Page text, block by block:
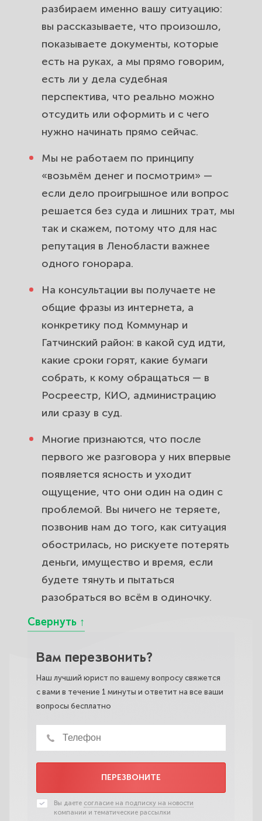
разбираем именно вашу ситуацию:
вы рассказываете, что произошло,
показываете документы, которые
есть на руках, а мы прямо говорим,
есть ли у дела судебная
перспектива, что реально можно
отсудить или оформить и с чего
нужно начинать прямо сейчас.
Мы не работаем по принципу
«возьмём денег и посмотрим» —
если дело проигрышное или вопрос
решается без суда и лишних трат, мы
так и скажем, потому что для нас
репутация в Ленобласти важнее
одного гонорара.
На консультации вы получаете не
общие фразы из интернета, а
конкретику под Коммунар и
Гатчинский район: в какой суд идти,
какие сроки горят, какие бумаги
собрать, к кому обращаться — в
Росреестр, КИО, администрацию
или сразу в суд.
Многие признаются, что после
первого же разговора у них впервые
появляется ясность и уходит
ощущение, что они один на один с
проблемой. Вы ничего не теряете,
позвонив нам до того, как ситуация
обострилась, но рискуете потерять
деньги, имущество и время, если
будете тянуть и пытаться
разобраться во всём в одиночку.
Вам перезвонить?
Наш лучший юрист по вашему вопросу свяжется
с вами в течение 1 минуты и ответит на все ваши
вопросы бесплатно
ПЕРЕЗВОНИТЕ
Вы даете согласие на подписку на новости
компании и тематические рассылки